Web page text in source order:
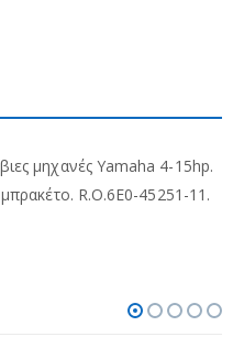
μηχανές Yamaha 4-15hp.
R.O.6E0-45251-11.